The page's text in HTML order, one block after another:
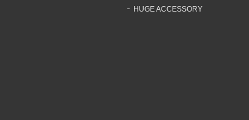
HUGE ACCESSORY